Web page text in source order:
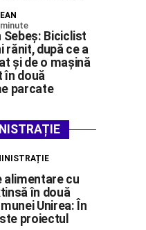
Biciclist
rănit, după ce a
și de o mașină
în două
parcate
alimentare cu
în două
Unirea: În
proiectul